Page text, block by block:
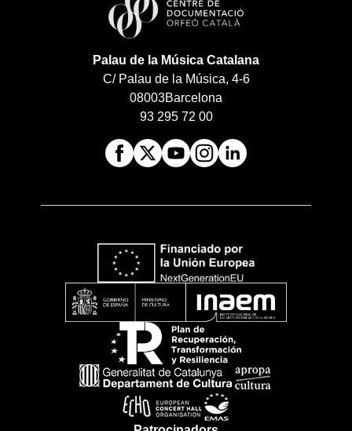
Palau de la Música Catalana
C/ Palau de la Música, 4-6
08003Barcelona
93 295 72 00